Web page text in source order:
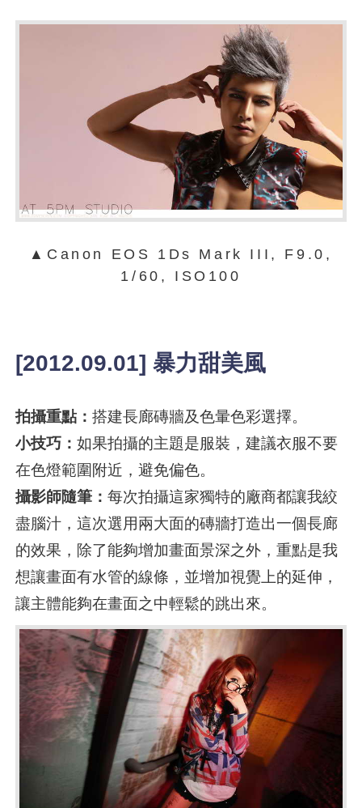
▲Canon EOS 1Ds Mark III, F9.0,
1/60, ISO100
[2012.09.01] 暴力甜美風
拍攝重點：搭建長廊磚牆及色暈色彩選擇。
小技巧：如果拍攝的主題是服裝，建議衣服不要
在色燈範圍附近，避免偏色。
攝影師隨筆：每次拍攝這家獨特的廠商都讓我絞
盡腦汁，這次選用兩大面的磚牆打造出一個長廊
的效果，除了能夠增加畫面景深之外，重點是我
想讓畫面有水管的線條，並增加視覺上的延伸，
讓主體能夠在畫面之中輕鬆的跳出來。